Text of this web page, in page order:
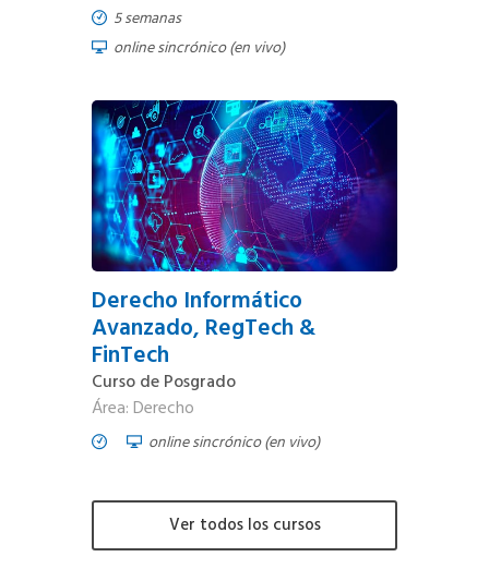
5 semanas
online sincrónico (en vivo)
Derecho Informático
Avanzado, RegTech &
FinTech
Curso de Posgrado
Área: Derecho
online sincrónico (en vivo)
Ver todos los cursos